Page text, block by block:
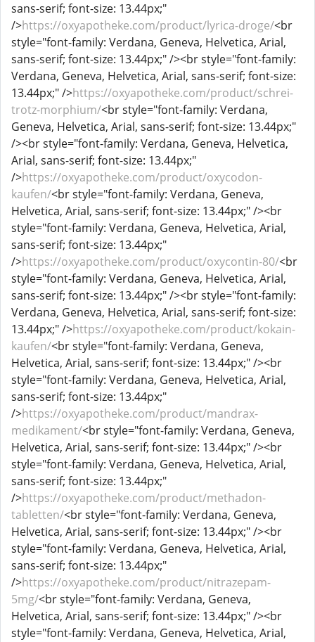
sans-serif; font-size: 13.44px;"
/>https://oxyapotheke.com/product/lyrica-droge/<br
style="font-family: Verdana, Geneva, Helvetica, Arial,
sans-serif; font-size: 13.44px;" /><br style="font-family:
Verdana, Geneva, Helvetica, Arial, sans-serif; font-size:
13.44px;" />https://oxyapotheke.com/product/schrei-
trotz-morphium/<br style="font-family: Verdana,
Geneva, Helvetica, Arial, sans-serif; font-size: 13.44px;"
/><br style="font-family: Verdana, Geneva, Helvetica,
Arial, sans-serif; font-size: 13.44px;"
/>https://oxyapotheke.com/product/oxycodon-
kaufen/<br style="font-family: Verdana, Geneva,
Helvetica, Arial, sans-serif; font-size: 13.44px;" /><br
style="font-family: Verdana, Geneva, Helvetica, Arial,
sans-serif; font-size: 13.44px;"
/>https://oxyapotheke.com/product/oxycontin-80/<br
style="font-family: Verdana, Geneva, Helvetica, Arial,
sans-serif; font-size: 13.44px;" /><br style="font-family:
Verdana, Geneva, Helvetica, Arial, sans-serif; font-size:
13.44px;" />https://oxyapotheke.com/product/kokain-
kaufen/<br style="font-family: Verdana, Geneva,
Helvetica, Arial, sans-serif; font-size: 13.44px;" /><br
style="font-family: Verdana, Geneva, Helvetica, Arial,
sans-serif; font-size: 13.44px;"
/>https://oxyapotheke.com/product/mandrax-
medikament/<br style="font-family: Verdana, Geneva,
Helvetica, Arial, sans-serif; font-size: 13.44px;" /><br
style="font-family: Verdana, Geneva, Helvetica, Arial,
sans-serif; font-size: 13.44px;"
/>https://oxyapotheke.com/product/methadon-
tabletten/<br style="font-family: Verdana, Geneva,
Helvetica, Arial, sans-serif; font-size: 13.44px;" /><br
style="font-family: Verdana, Geneva, Helvetica, Arial,
sans-serif; font-size: 13.44px;"
/>https://oxyapotheke.com/product/nitrazepam-
5mg/<br style="font-family: Verdana, Geneva,
Helvetica, Arial, sans-serif; font-size: 13.44px;" /><br
style="font-family: Verdana, Geneva, Helvetica, Arial,